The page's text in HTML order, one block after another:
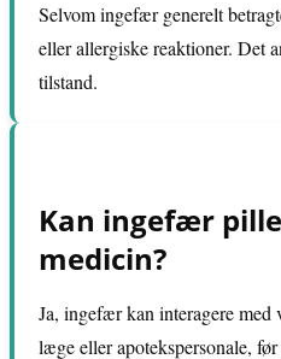
Selvom ingefær generelt
eller allergiske reaktioner. Det
tilstand.
Kan ingefær
medicin?
Ja, ingefær kan interagere
læge eller apotekspersonale,